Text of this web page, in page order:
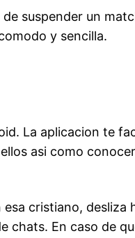
suspender un
y sencilla.
La aplicacion te
asi­ como
cristiano, desliza
chats. En caso de